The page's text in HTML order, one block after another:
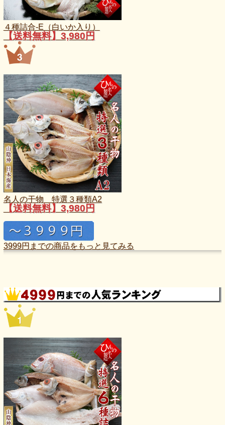
４種詰合-E（白いか入り）
【送料無料】3,980円
名人の干物 特選３種類A2
【送料無料】3,980円
3999円までの商品をもっと見てみる